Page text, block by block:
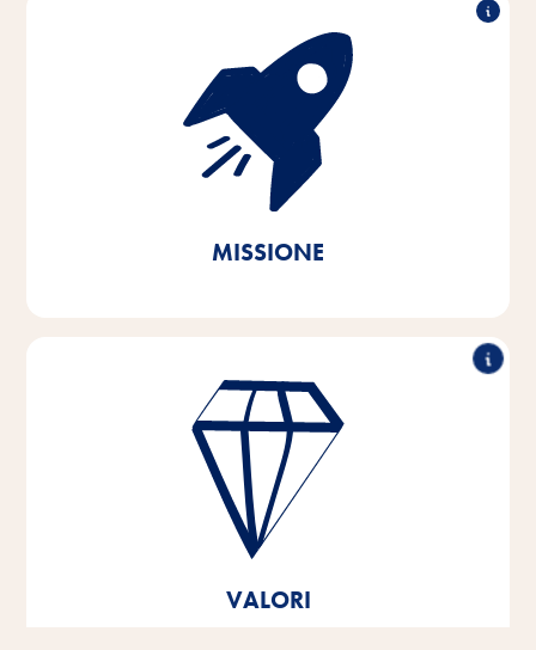
MISSIONE
Con passione ed empatia per le esigenze degli
animali domestici e dei loro proprietari, sviluppiamo,
produciamo e distribuiamo prodotti innovativi, di alta
qualità e orientati alle esigenze. Agendo in modo
sostenibile, contribuiamo alla conservazione di
risorse naturali vitali.
VALORI
Prestazioni eccellenti, collaborazione, forza
innovativa e comportamento responsabile: questi
sono i pilastri su cui si basano i valori della nostra
azienda.
Questi valori fondamentali sono il fondamento e
l'orientamento dei nostri pensieri e delle nostre azioni
individui che come azienda.